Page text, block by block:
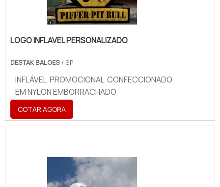
LOGO INFLAVEL PERSONALIZADO
DESTAK BALOES / SP
INFLÁVEL PROMOCIONAL CONFECCIONADO
EM NYLON EMBORRACHADO
COTAR AGORA